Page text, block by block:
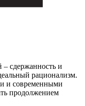
– сдержанность и
рационализм.
и современными
продолжением